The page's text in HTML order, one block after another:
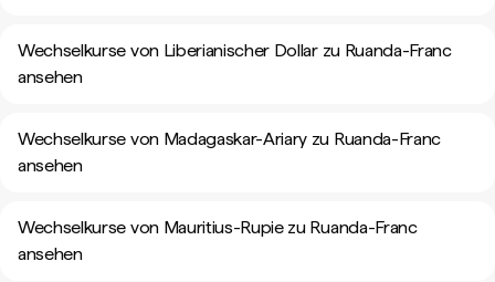
Wechselkurse von Liberianischer Dollar zu Ruanda-Franc
ansehen
Wechselkurse von Madagaskar-Ariary zu Ruanda-Franc
ansehen
Wechselkurse von Mauritius-Rupie zu Ruanda-Franc
ansehen